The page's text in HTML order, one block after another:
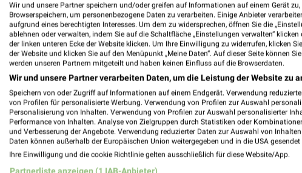
DEICHMANN Einbeck
Altendorfer Tor 16 a
Wir und unsere Partner speichern und/oder greifen auf Informationen auf einem Gerät
Browserspeichern, um personenbezogene Daten zu verarbeiten. Einige Anbieter
aufgrund eines berechtigten Interesses. Um dem zu widersprechen, öffnen Sie die
ablehnen oder verwalten, indem Sie auf die Schaltfläche „Einstellungen verwalten“
der linken unteren Ecke der Website klicken. Um Ihre Einwilligung zu widerrufen, klicken
der Website und klicken Sie auf den Menüpunkt „Meine Daten“. Auf dieser Seite können
werden unseren Partnern mitgeteilt und haben keinen Einfluss auf die Browserdaten.
Wir und unsere Partner verarbeiten Daten, um die Leistung der Website zu
Speichern von oder Zugriff auf Informationen auf einem Endgerät. Verwendung
von Profilen für personalisierte Werbung. Verwendung von Profilen zur Auswahl
Personalisierung von Inhalten. Verwendung von Profilen zur Auswahl personalisierter
Performance von Inhalten. Analyse von Zielgruppen durch Statistiken oder
und Verbesserung der Angebote. Verwendung reduzierter Daten zur Auswahl von Inhalten.
Daten können außerhalb der Europäischen Union weitergegeben und in die USA gesendet
Ihre Einwilligung und die cookie Richtlinie gelten ausschließlich für diese Website/App.
Partnerliste anzeigen (1 IAB-Anbieter)